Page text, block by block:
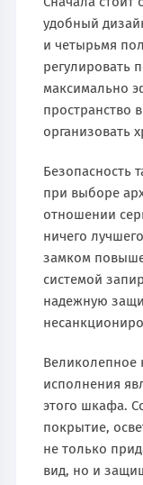
удобный
и четырьмя
регулировать
максимально
пространство
организовать
Безопасность
при выборе
отношении
ничего
замком
системой
надежную
Великолепное
исполнения
этого шкафа.
покрытие,
не только
вид, но и